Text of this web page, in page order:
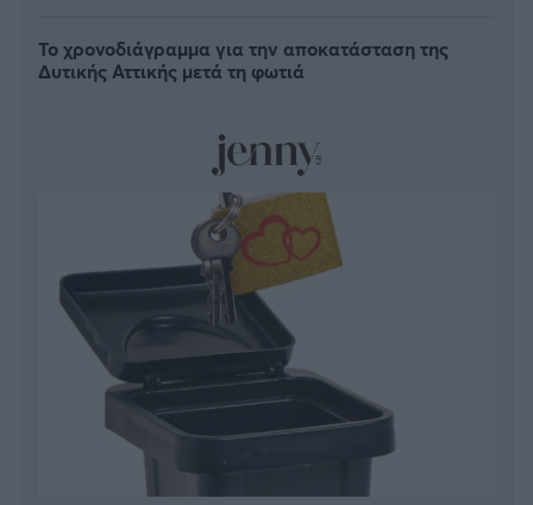
Το χρονοδιάγραμμα για την αποκατάσταση της
Δυτικής Αττικής μετά τη φωτιά